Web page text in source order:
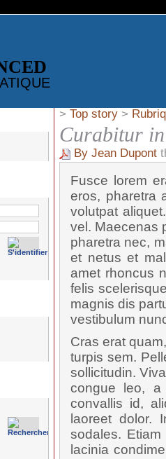
> Top story >
Curabitur
By Jean Dupont
Fusce lorem
eros, pharetra
volutpat
vel. Maecenas
pharetra nec,
et netus et
amet rhoncus
felis
magnis dis
vestibulum
Cras erat
turpis sem.
sollicitudin.
congue leo, a
convallis id,
laoreet dolor.
sodales.
lacinia